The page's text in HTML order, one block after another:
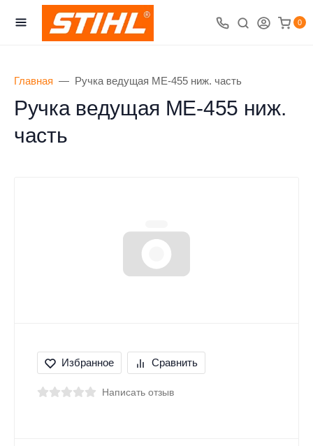
0
Главная Ручка ведущая ME-455 ниж. часть
Ручка ведущая ME-455 ниж.
часть
Избранное Сравнить
Написать отзыв